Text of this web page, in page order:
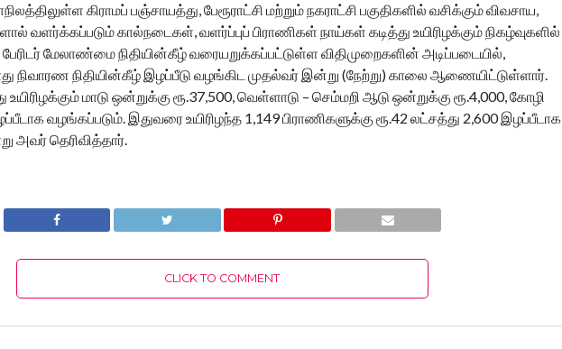
கிராமப் பஞ்சாயத்து, பேரூராட்சி மற்றும் நகராட்சி பகுதிகளில் வசிக்கும் விவசாய,
வளர்க்கப்படும் கால்நடைகள், வளர்ப்புப் பிராணிகள் நாய்கள் கடித்து உயிரிழக்கும் நிகழ்வுகளில்
மேலாண்மை நிதியின்கீழ் வரையறுக்கப்பட்டுள்ள விதிமுறைகளின் அடிப்படையில்,
நிவாரண நிதியின்கீழ் இழப்பீடு வழங்கிட முதல்வர் இன்று (நேற்று) காலை ஆணையிட்டுள்ளார்.
உயிரிழக்கும் மாடு ஒன்றுக்கு ரூ.37,500, வெள்ளாடு – செம்மறி ஆடு ஒன்றுக்கு ரூ.4,000, கோழி
வழங்கப்படும். இதுவரை உயிரிழந்த 1,149 பிராணிகளுக்கு ரூ.42 லட்சத்து 2,600 இழப்பீடாக
அவர் தெரிவித்தார்.
CLICK TO COMMENT